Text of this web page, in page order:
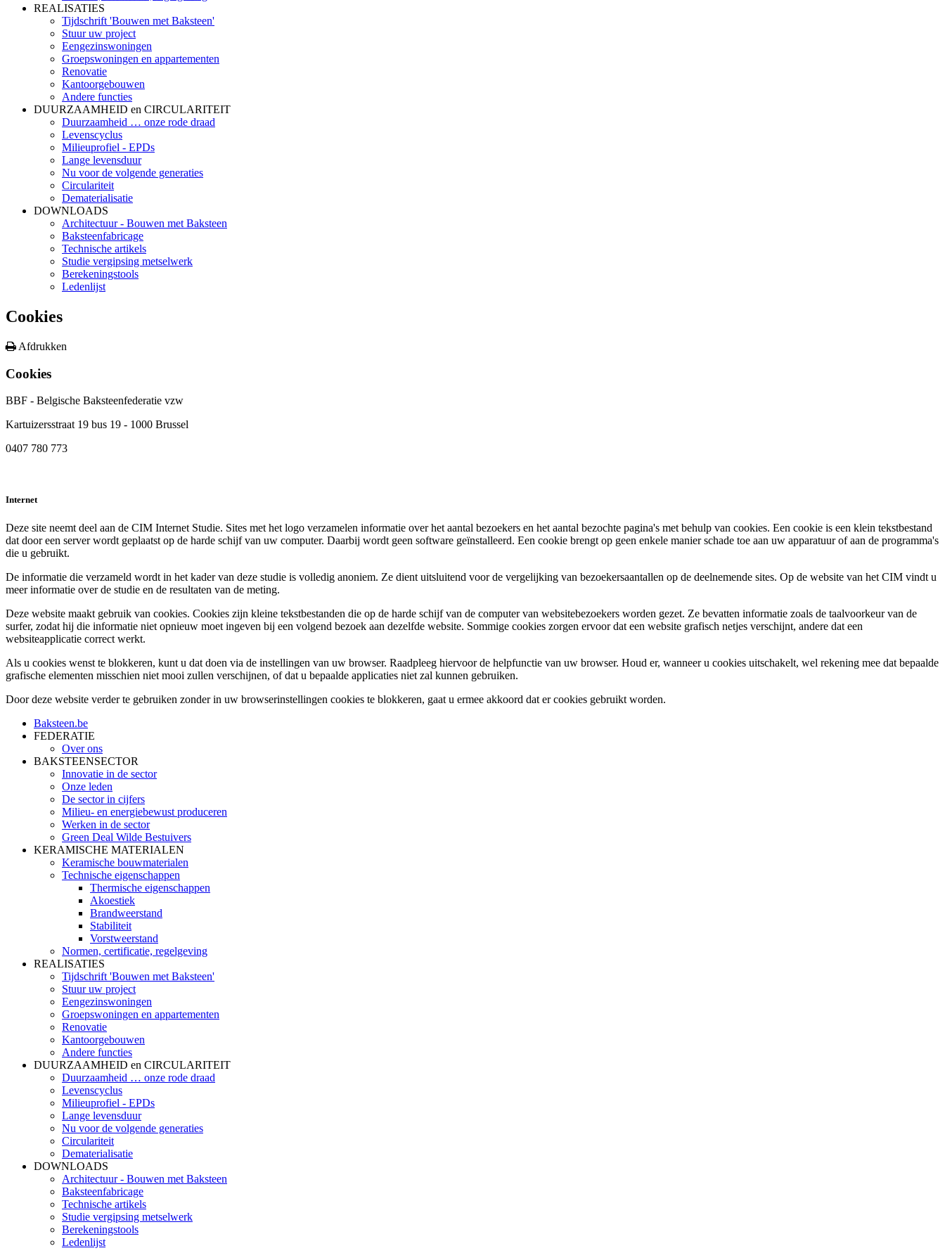
REALISATIES
Tijdschrift 'Bouwen met Baksteen'
Stuur uw project
Eengezinswoningen
Groepswoningen en appartementen
Renovatie
Kantoorgebouwen
Andere functies
DUURZAAMHEID en CIRCULARITEIT
Duurzaamheid … onze rode draad
Levenscyclus
Milieuprofiel - EPDs
Lange levensduur
Nu voor de volgende generaties
Circulariteit
Dematerialisatie
DOWNLOADS
Architectuur - Bouwen met Baksteen
Baksteenfabricage
Technische artikels
Studie vergipsing metselwerk
Berekeningstools
Ledenlijst
Cookies
Afdrukken
Cookies
BBF - Belgische Baksteenfederatie vzw
Kartuizersstraat 19 bus 19 - 1000 Brussel
0407 780 773
Internet
Deze site neemt deel aan de CIM Internet Studie. Sites met het logo verzamelen informatie over het aantal bezoekers en het aantal bezochte pagina's met behulp van cookies. Een cookie is een klein tekstbestand
dat door een server wordt geplaatst op de harde schijf van uw computer. Daarbij wordt geen software geïnstalleerd. Een cookie brengt op geen enkele manier schade toe aan uw apparatuur of aan de programma's
die u gebruikt.
De informatie die verzameld wordt in het kader van deze studie is volledig anoniem. Ze dient uitsluitend voor de vergelijking van bezoekersaantallen op de deelnemende sites. Op de website van het CIM vindt u
meer informatie over de studie en de resultaten van de meting.
Deze website maakt gebruik van cookies. Cookies zijn kleine tekstbestanden die op de harde schijf van de computer van websitebezoekers worden gezet. Ze bevatten informatie zoals de taalvoorkeur van de
surfer, zodat hij die informatie niet opnieuw moet ingeven bij een volgend bezoek aan dezelfde website. Sommige cookies zorgen ervoor dat een website grafisch netjes verschijnt, andere dat een
websiteapplicatie correct werkt.
Als u cookies wenst te blokkeren, kunt u dat doen via de instellingen van uw browser. Raadpleeg hiervoor de helpfunctie van uw browser. Houd er, wanneer u cookies uitschakelt, wel rekening mee dat bepaalde
grafische elementen misschien niet mooi zullen verschijnen, of dat u bepaalde applicaties niet zal kunnen gebruiken.
Door deze website verder te gebruiken zonder in uw browserinstellingen cookies te blokkeren, gaat u ermee akkoord dat er cookies gebruikt worden.
Baksteen.be
FEDERATIE
Over ons
BAKSTEENSECTOR
Innovatie in de sector
Onze leden
De sector in cijfers
Milieu- en energiebewust produceren
Werken in de sector
Green Deal Wilde Bestuivers
KERAMISCHE MATERIALEN
Keramische bouwmaterialen
Technische eigenschappen
Thermische eigenschappen
Akoestiek
Brandweerstand
Stabiliteit
Vorstweerstand
Normen, certificatie, regelgeving
REALISATIES
Tijdschrift 'Bouwen met Baksteen'
Stuur uw project
Eengezinswoningen
Groepswoningen en appartementen
Renovatie
Kantoorgebouwen
Andere functies
DUURZAAMHEID en CIRCULARITEIT
Duurzaamheid … onze rode draad
Levenscyclus
Milieuprofiel - EPDs
Lange levensduur
Nu voor de volgende generaties
Circulariteit
Dematerialisatie
DOWNLOADS
Architectuur - Bouwen met Baksteen
Baksteenfabricage
Technische artikels
Studie vergipsing metselwerk
Berekeningstools
Ledenlijst